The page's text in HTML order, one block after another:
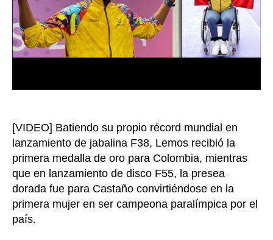
y
en
[VIDEO] Batiendo su propio récord mundial en
lanzamiento de jabalina F38, Lemos recibió la
primera medalla de oro para Colombia, mientras
que en lanzamiento de disco F55, la presea
dorada fue para Castaño convirtiéndose en la
primera mujer en ser campeona paralímpica por el
país.